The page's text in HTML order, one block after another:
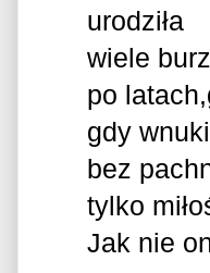
urodziła
wiele
po
gdy
bez
tylko
Jak nie